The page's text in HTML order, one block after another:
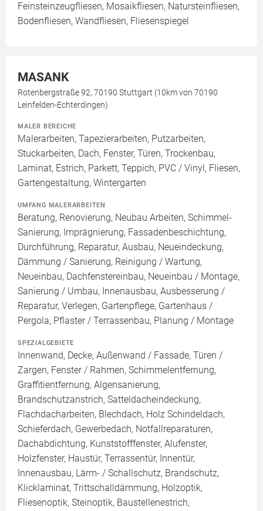
Feinsteinzeugfliesen, Mosaikfliesen, Natursteinfliesen,
Bodenfliesen, Wandfliesen, Fliesenspiegel
MASANK
Rotenbergstraße 92, 70190 Stuttgart (10km von 70190
Leinfelden-Echterdingen)
MALER BEREICHE
Malerarbeiten, Tapezierarbeiten, Putzarbeiten,
Stuckarbeiten, Dach, Fenster, Türen, Trockenbau,
Laminat, Estrich, Parkett, Teppich, PVC / Vinyl, Fliesen,
Gartengestaltung, Wintergarten
UMFANG MALERARBEITEN
Beratung, Renovierung, Neubau Arbeiten, Schimmel-
Sanierung, Imprägnierung, Fassadenbeschichtung,
Durchführung, Reparatur, Ausbau, Neueindeckung,
Dämmung / Sanierung, Reinigung / Wartung,
Neueinbau, Dachfenstereinbau, Neueinbau / Montage,
Sanierung / Umbau, Innenausbau, Ausbesserung /
Reparatur, Verlegen, Gartenpflege, Gartenhaus /
Pergola, Pflaster / Terrassenbau, Planung / Montage
SPEZIALGEBIETE
Innenwand, Decke, Außenwand / Fassade, Türen /
Zargen, Fenster / Rahmen, Schimmelentfernung,
Graffitientfernung, Algensanierung,
Brandschutzanstrich, Satteldacheindeckung,
Flachdacharbeiten, Blechdach, Holz Schindeldach,
Schieferdach, Gewerbedach, Notfallreparaturen,
Dachabdichtung, Kunststofffenster, Alufenster,
Holzfenster, Haustür, Terrassentür, Innentür,
Innenausbau, Lärm- / Schallschutz, Brandschutz,
Klicklaminat, Trittschalldämmung, Holzoptik,
Fliesenoptik, Steinoptik, Baustellenestrich,